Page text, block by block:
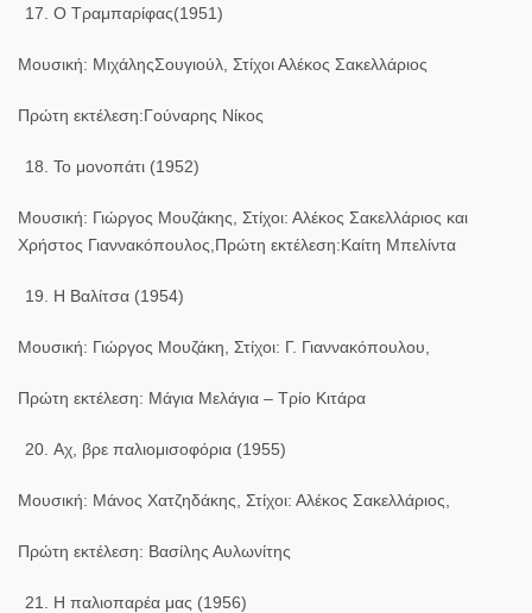
Ο Τραμπαρίφας(1951)
Μουσική: ΜιχάληςΣουγιούλ, Στίχοι Αλέκος Σακελλάριος
Πρώτη εκτέλεση:Γούναρης Νίκος
Το μονοπάτι (1952)
Μουσική: Γιώργος Μουζάκης, Στίχοι: Αλέκος Σακελλάριος και
Χρήστος Γιαννακόπουλος,Πρώτη εκτέλεση:Καίτη Μπελίντα
Η Βαλίτσα (1954)
Μουσική: Γιώργος Μουζάκη, Στίχοι: Γ. Γιαννακόπουλου,
Πρώτη εκτέλεση: Μάγια Μελάγια – Τρίο Κιτάρα
Αχ, βρε παλιομισοφόρια (1955)
Μουσική: Μάνος Χατζηδάκης, Στίχοι: Αλέκος Σακελλάριος,
Πρώτη εκτέλεση: Βασίλης Αυλωνίτης
Η παλιοπαρέα μας (1956)